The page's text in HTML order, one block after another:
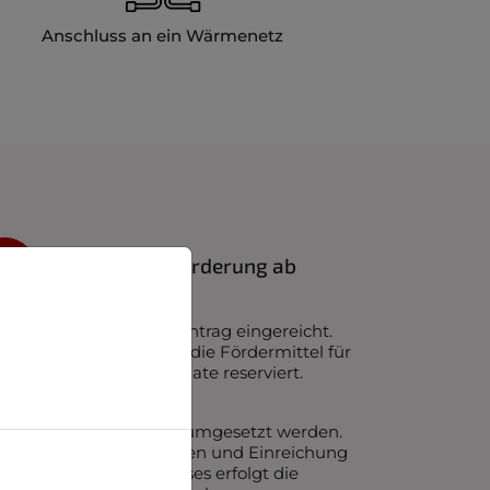
Anschluss an ein Wärmenetz
So läuft Ihre Förderung ab
wird der Förderantrag eingereicht.
der Bewilligung sind die Fördermittel für
Vorhaben bis zu 36 Monate reserviert.
umgesetzt werden.
Abschluss der Arbeiten und Einreichung
Verwendungsnachweises erfolgt die